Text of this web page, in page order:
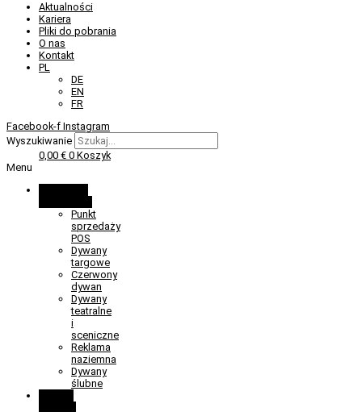
Aktualności
Kariera
Pliki do pobrania
O nas
Kontakt
PL
DE
EN
FR
Facebook-f Instagram
Wyszukiwanie
0,00 € 0 Koszyk
Menu
Punkt
sprzedaży
POS
Dywany
targowe
Czerwony
dywan
Dywany
teatralne
i
sceniczne
Reklama
naziemna
Dywany
ślubne